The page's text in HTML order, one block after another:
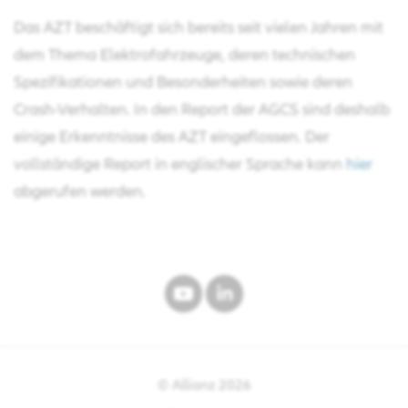
Das AZT beschäftigt sich bereits seit vielen Jahren mit
dem Thema Elektrofahrzeuge, deren technischen
Spezifikationen und Besonderheiten sowie deren
Crash-Verhalten. In den Report der AGCS sind deshalb
einige Erkenntnisse des AZT eingeflossen. Der
vollständige Report in englischer Sprache kann hier
abgerufen werden.
© Allianz